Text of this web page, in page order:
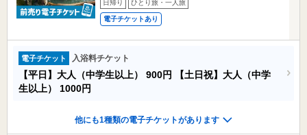
日帰り ひとり旅・一人旅
電子チケットあり
電子チケット 入浴料チケット
【平日】大人（中学生以上） 900円
【土日祝】大人（中学
生以上） 1000円
他にも1種類の電子チケットがあります